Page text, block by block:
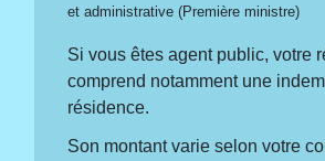
et administrative (Première ministre)
Si vous êtes agent public, votre
comprend notamment une
résidence.
Son montant varie selon votre